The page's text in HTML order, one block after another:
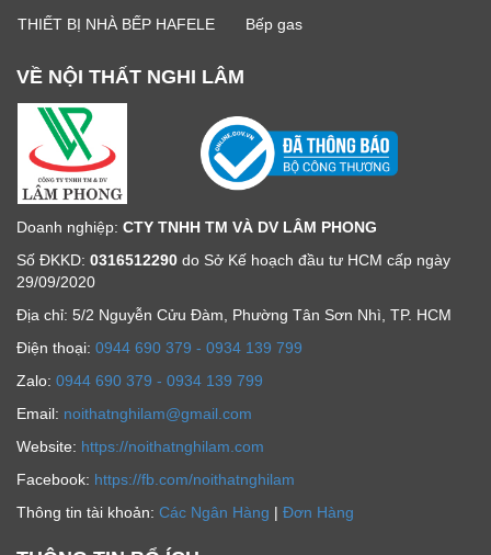
THIẾT BỊ NHÀ BẾP HAFELE
Bếp gas
VỀ NỘI THẤT NGHI LÂM
Doanh nghiệp: CTY TNHH TM VÀ DV LÂM PHONG
Số ĐKKD: 0316512290 do Sở Kế hoạch đầu tư HCM cấp ngày
29/09/2020
Địa chỉ: 5/2 Nguyễn Cửu Đàm, Phường Tân Sơn Nhì, TP. HCM
Ðiện thoại: 0944 690 379 - 0934 139 799
Zalo: 0944 690 379 - 0934 139 799
Email: noithatnghilam@gmail.com
Website: https://noithatnghilam.com
Facebook: https://fb.com/noithatnghilam
Thông tin tài khoản: Các Ngân Hàng | Đơn Hàng